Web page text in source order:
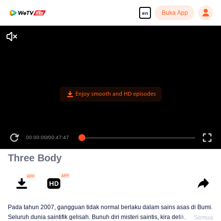
en Buka App
Enjoy smooth and HD episodes
00:00:00/00:47:47
Three Body
Pada tahun 2007, gangguan tidak normal berlaku dalam sains asas di Bumi.
Seluruh dunia saintifik gelisah. Bunuh diri misteri saintis, kira detik,
Semua